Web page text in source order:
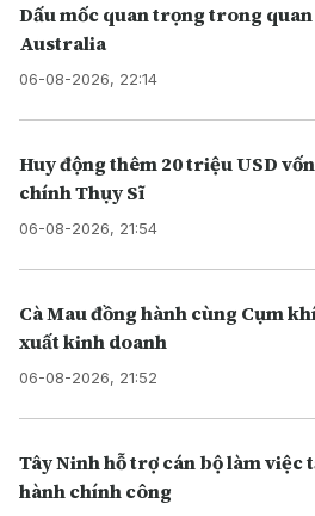
Dấu mốc quan trọng trong quan
Australia
06-08-2026, 22:14
Huy động thêm 20 triệu USD
chính Thụy Sĩ
06-08-2026, 21:54
Cà Mau đồng hành cùng Cụm
xuất kinh doanh
06-08-2026, 21:52
Tây Ninh hỗ trợ cán bộ làm việc
hành chính công